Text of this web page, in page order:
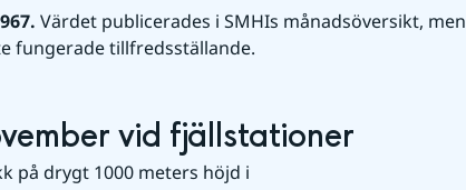
Värdet publicerades i SMHIs månadsöversikt, men
fungerade tillfredsställande.
vid fjällstationer
på drygt 1000 meters höjd i